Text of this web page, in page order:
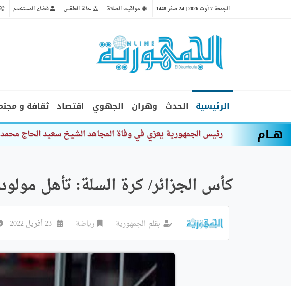
الجمعة 7 أوت 2026 | 24 صفر 1448 مواقيت الصلاة حالة الطقس فضاء المستخدم
الرئيسية الحدث وهران الجهوي اقتصاد ثقافة و
هــام وزير المجاهدين
كأس الجزائر/ كرة السلة: تأهل
بقلم الجمهورية رياضة 23 أفريل 2022